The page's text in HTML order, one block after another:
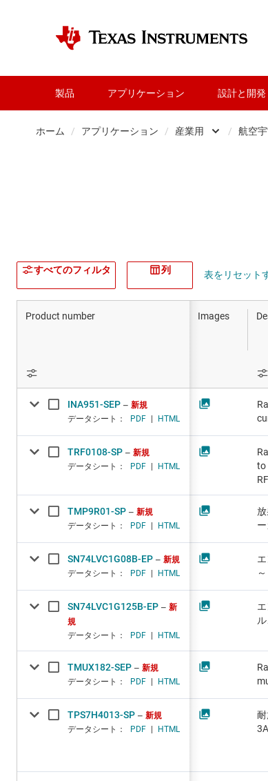
製品 アプリケーション 設計と開発
ホーム / アプリケーション / 産業用
パーソナル
/ 航空
すべてのフィルタ 列 表をリセット
Product number Images
INA951-SEP
新規
データシート：
PDF | HTML
TRF0108-SP
新規
データシート：
PDF | HTML
TMP9R01-SP
新規
データシート：
PDF | HTML
SN74LVC1G08B-EP
新規
データシート：
PDF | HTML
SN74LVC1G125B-EP
新
規
データシート：
PDF | HTML
TMUX182-SEP
新規
データシート：
PDF | HTML
TPS7H4013-SP
新規
データシート：
PDF | HTML
to